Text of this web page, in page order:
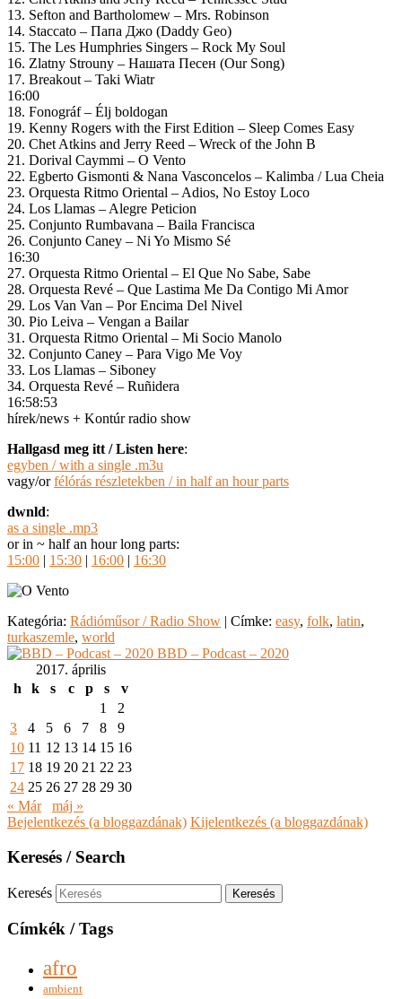
13. Sefton and Bartholomew – Mrs. Robinson
14. Staccato – Папа Джо (Daddy Geo)
15. The Les Humphries Singers – Rock My Soul
16. Zlatny Strouny – Нашата Песен (Our Song)
17. Breakout – Taki Wiatr
16:00
18. Fonográf – Élj boldogan
19. Kenny Rogers with the First Edition – Sleep Comes Easy
20. Chet Atkins and Jerry Reed – Wreck of the John B
21. Dorival Caymmi – O Vento
22. Egberto Gismonti & Nana Vasconcelos – Kalimba / Lua Cheia
23. Orquesta Ritmo Oriental – Adios, No Estoy Loco
24. Los Llamas – Alegre Peticion
25. Conjunto Rumbavana – Baila Francisca
26. Conjunto Caney – Ni Yo Mismo Sé
16:30
27. Orquesta Ritmo Oriental – El Que No Sabe, Sabe
28. Orquesta Revé – Que Lastima Me Da Contigo Mi Amor
29. Los Van Van – Por Encima Del Nivel
30. Pio Leiva – Vengan a Bailar
31. Orquesta Ritmo Oriental – Mi Socio Manolo
32. Conjunto Caney – Para Vigo Me Voy
33. Los Llamas – Siboney
34. Orquesta Revé – Ruñidera
16:58:53
hírek/news + Kontúr radio show
Hallgasd meg itt / Listen here:
egyben / with a single .m3u
vagy/orfélórás részletekben / in half an hour parts
dwnld:
as a single .mp3
or in ~ half an hour long parts:
15:00 | 15:30 | 16:00 | 16:30
Kategória: Rádióműsor / Radio Show | Címke: easy, folk, latin,
turkaszemle, world
BBD – Podcast – 2020
2017. április
h
k s c p s
v
1
2
3
4 5 6 7 8
9
10 11 12 13 14 15 16
17 18 19 20 21 22 23
24 25 26 27 28 29 30
« Már
máj »
Bejelentkezés (a bloggazdának) Kijelentkezés (a bloggazdának)
Keresés / Search
Keresés
Címkék / Tags
afro
ambient